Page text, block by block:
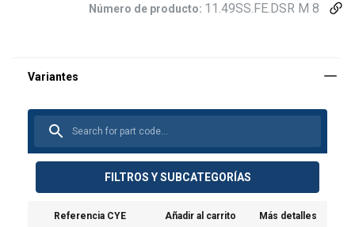
Número de producto: 11.49SS.FE.DSR M 8
FILTROS Y SUBCATEGORÍAS
Referencia CYE Añadir al carrito Más detalles